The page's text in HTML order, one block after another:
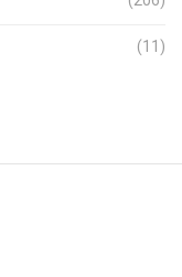
(11)